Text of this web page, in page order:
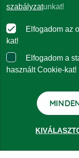
szabályzatunkat!
Elfogadom az
kat!
Elfogadom a
használt Cookie-kat!